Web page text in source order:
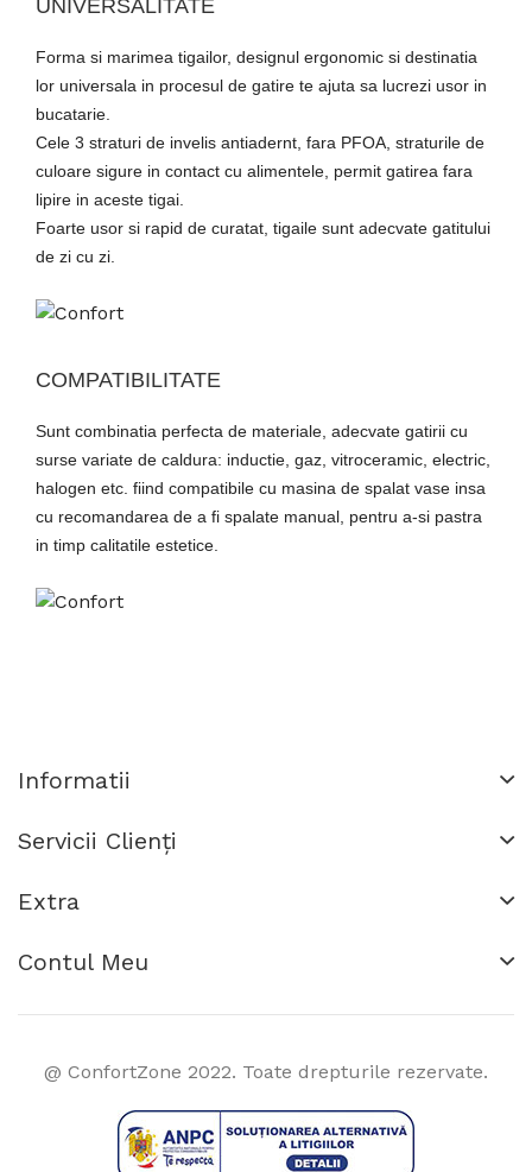
UNIVERSALITATE
Forma si marimea tigailor, designul ergonomic si destinatia
lor universala in procesul de gatire te ajuta sa lucrezi usor in
bucatarie.
Cele 3 straturi de invelis antiadernt, fara PFOA, straturile de
culoare sigure in contact cu alimentele, permit gatirea fara
lipire in aceste tigai.
Foarte usor si rapid de curatat, tigaile sunt adecvate gatitului
de zi cu zi.
COMPATIBILITATE
Sunt combinatia perfecta de materiale, adecvate gatirii cu
surse variate de caldura: inductie, gaz, vitroceramic, electric,
halogen etc. fiind compatibile cu masina de spalat vase insa
cu recomandarea de a fi spalate manual, pentru a-si pastra
in timp calitatile estetice.
Informatii
Servicii Clienţi
Extra
Contul Meu
@ ConfortZone 2022. Toate drepturile rezervate.